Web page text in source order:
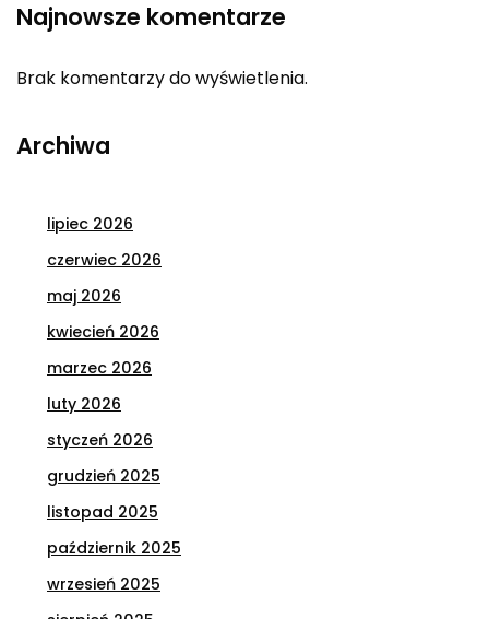
Najnowsze komentarze
Brak komentarzy do wyświetlenia.
Archiwa
lipiec 2026
czerwiec 2026
maj 2026
kwiecień 2026
marzec 2026
luty 2026
styczeń 2026
grudzień 2025
listopad 2025
październik 2025
wrzesień 2025